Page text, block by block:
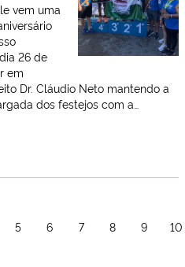
vem uma
26 de
em
Dr. Cláudio Neto mantendo a
dos festejos com a…
5 6 7 8 9 10